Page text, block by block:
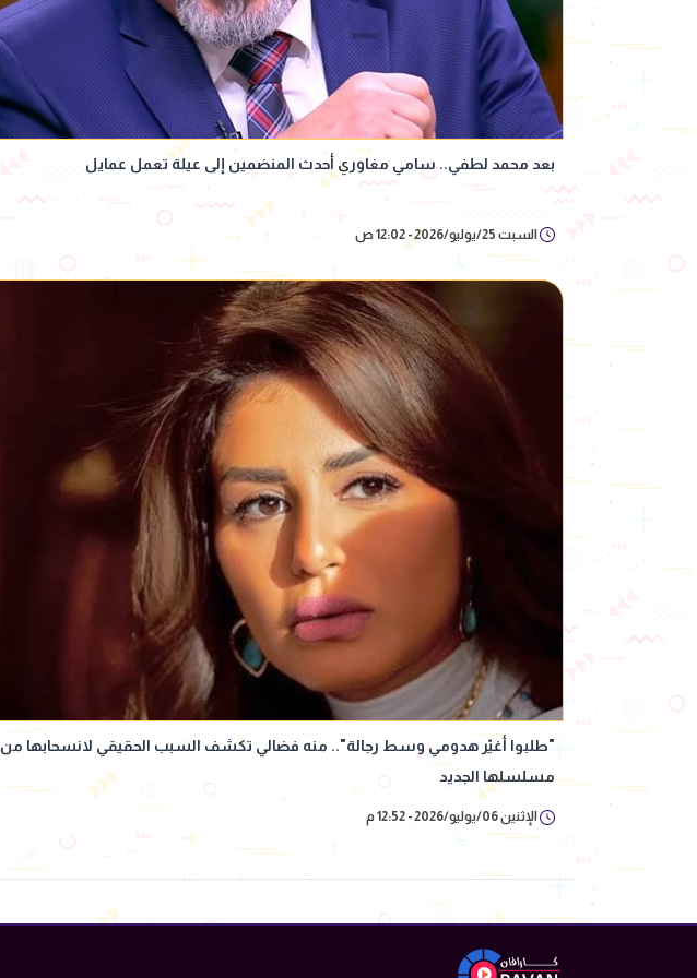
بعد محمد لطفي.. سامي مغاوري أحدث المنضمين إلى عيلة تعمل عمايل
السبت 25/يوليو/2026 - 12:02 ص
"طلبوا أغيّر هدومي وسط رجالة".. منه فضالي تكشف السبب الحقيقي لانسحابها من
مسلسلها الجديد
الإثنين 06/يوليو/2026 - 12:52 م